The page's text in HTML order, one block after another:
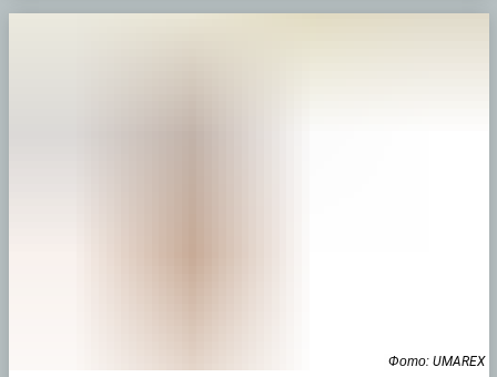
Фото: UMAREX